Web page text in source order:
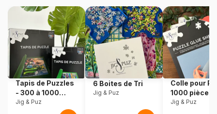
Référence Master-Pieces-71590
EAN 705988715907
Nombre de pièces 1000 pièces
Dimensions 99 x 33 cm
Tapis de Puzzles
- 300 à 1000
pièces
Jig & Puz
6 Boites de Tri
Jig & Puz
Colle pour
1000 pièces
Jig & Puz